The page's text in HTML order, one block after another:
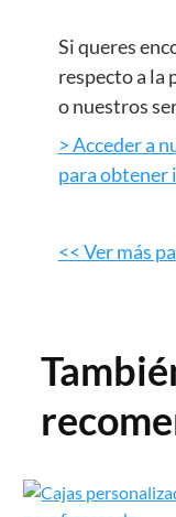
Si queres
respecto a la
o nuestros
> Acceder a
para obtener
<< Ver más